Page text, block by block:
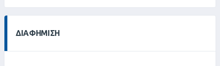
0%
ΔΙΑΦΉΜΙΣΗ